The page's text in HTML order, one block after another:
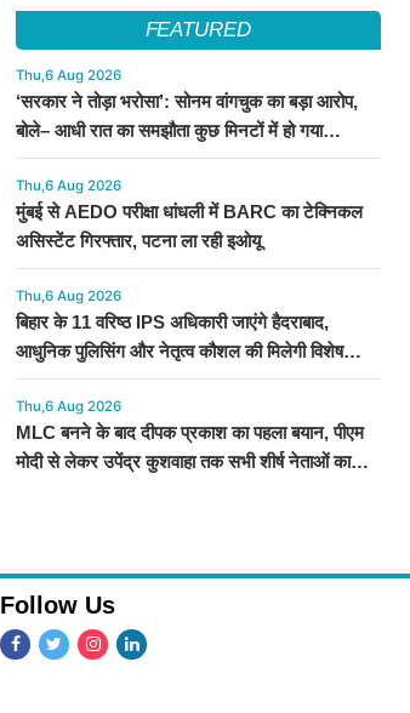
FEATURED
Thu,6 Aug 2026
‘सरकार ने तोड़ा भरोसा’: सोनम वांगचुक का बड़ा आरोप,
बोले– आधी रात का समझौता कुछ मिनटों में हो गया
सार्वजनिक
Thu,6 Aug 2026
मुंबई से AEDO परीक्षा धांधली में BARC का टेक्निकल
असिस्टेंट गिरफ्तार, पटना ला रही इओयू
Thu,6 Aug 2026
बिहार के 11 वरिष्ठ IPS अधिकारी जाएंगे हैदराबाद,
आधुनिक पुलिसिंग और नेतृत्व कौशल की मिलेगी विशेष
ट्रेनिंग
Thu,6 Aug 2026
MLC बनने के बाद दीपक प्रकाश का पहला बयान, पीएम
मोदी से लेकर उपेंद्र कुशवाहा तक सभी शीर्ष नेताओं का
Follow Us